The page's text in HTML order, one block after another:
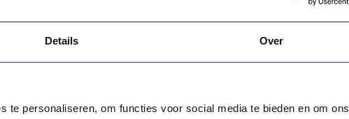
Details Over
te personaliseren, om functies voor social media te bieden en om ons
interessant voor jou